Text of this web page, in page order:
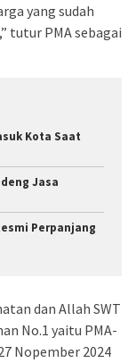
yang sudah
tutur PMA sebagai
Kota Saat
Jasa
Perpanjang
dan Allah SWT
No.1 yaitu PMA-
Nopember 2024